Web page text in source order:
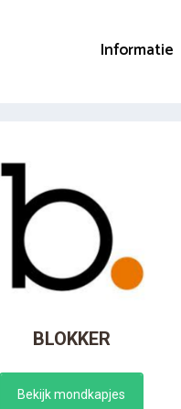
Informatie
BLOKKER
Bekijk mondkapjes